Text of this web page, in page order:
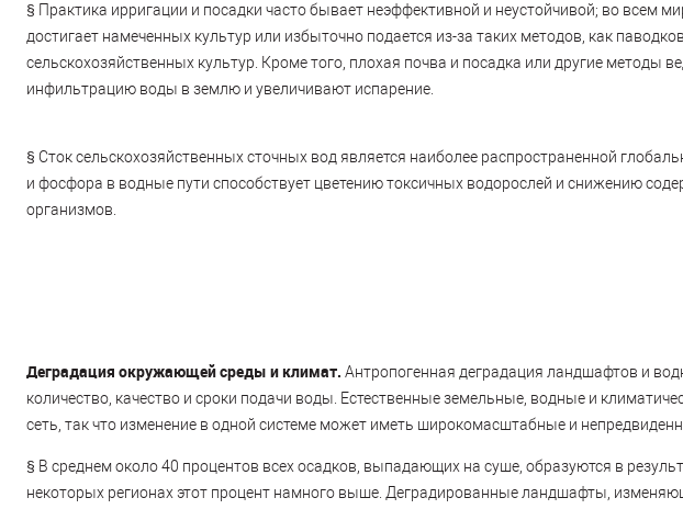
§ Практика ирригации и посадки часто бывает неэффективной и неустойчивой; во всем
достигает намеченных культур или избыточно подается из-за таких методов, как
сельскохозяйственных культур. Кроме того, плохая почва и посадка или другие методы
инфильтрацию воды в землю и увеличивают испарение.
§ Сток сельскохозяйственных сточных вод является наиболее распространенной
и фосфора в водные пути способствует цветению токсичных водорослей и снижению
организмов.
Деградация окружающей среды и климат. Антропогенная деградация ландшафтов и
количество, качество и сроки подачи воды. Естественные земельные, водные и
сеть, так что изменение в одной системе может иметь широкомасштабные и
§ В среднем около 40 процентов всех осадков, выпадающих на суше, образуются в
некоторых регионах этот процент намного выше. Деградированные ландшафты,